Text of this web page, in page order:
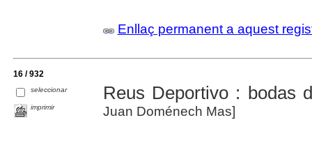
Enllaç permanent a aquest
16 / 932
seleccionar
imprimir
Reus Deportivo : bodas
Juan Doménech Mas]